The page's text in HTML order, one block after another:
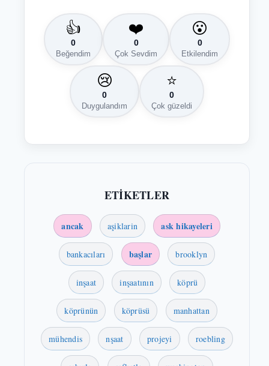
👍
0
Beğendim
❤️
0
Çok Sevdim
😮
0
Etkilendim
😢
0
Duygulandım
⭐
0
Çok güzeldi
ETİKETLER
ancak aşiklarin ask hikayeleri
bankacıları başlar brooklyn
inşaat inşaatının köprü
köprünün köprüsü manhattan
mühendis nşaat projeyi roebling